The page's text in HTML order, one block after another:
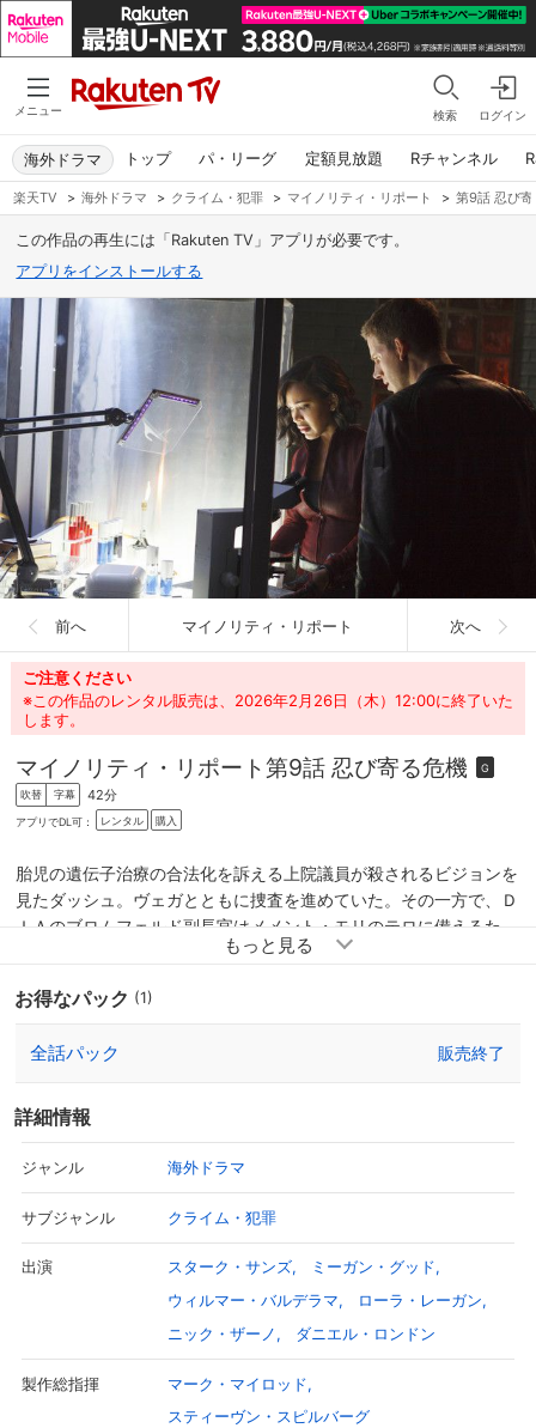
メニュー 検索 ログイン
トップ パ・リーグ 定額見放題 Rチャンネル
海外ドラマ
楽天TV > 海外ドラマ > クライム・犯罪 > マイノリティ・リポート > 第9話 忍び
この作品の再生には「Rakuten TV」アプリが必要です。
アプリをインストールする
前へ マイノリティ・リポート 次へ
ご注意ください
※この作品のレンタル販売は、2026年2月26日（木）12:00に終了いた
します。
マイノリティ・リポート第9話 忍び寄る危機 G
吹替 字幕 42分
アプリでDL可： レンタル 購入
胎児の遺伝子治療の合法化を訴える上院議員が殺されるビジョンを
見たダッシュ。ヴェガとともに捜査を進めていた。その一方で、Ｄ
ＩＡのブロムフェルド副長官はメメント・モリのテロに備えるた
め、プリコグ捜しを本格化させていた。その動きを知ったアーサー
が、ダッシュは聞く耳を持たない。だが、３人の身を案じたヴェガ
お得なパック (1)
全話パック 販売終了
詳細情報
ジャンル 海外ドラマ
サブジャンル クライム・犯罪
出演 スターク・サンズ
ミーガン・グッド
ウィルマー・バルデラマ
ローラ・レーガン
ニック・ザーノ
ダニエル・ロンドン
製作総指揮
マーク・マイロッド
スティーヴン・スピルバーグ